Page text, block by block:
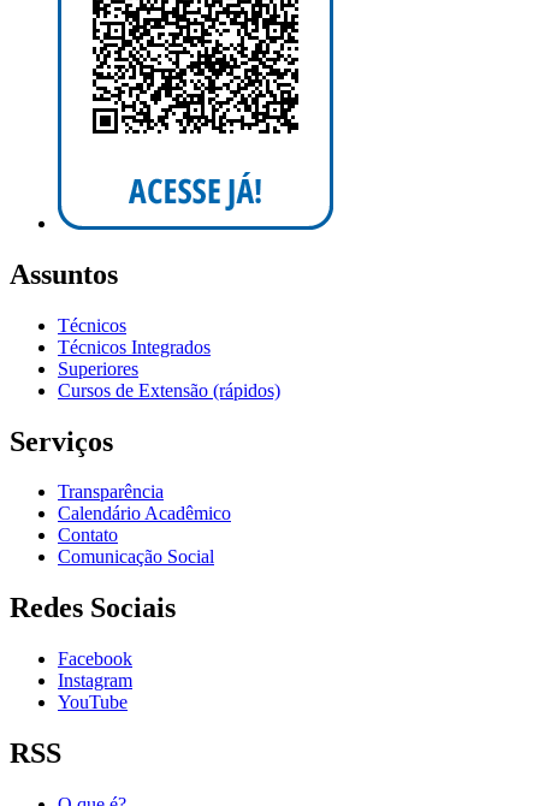
Assuntos
Técnicos
Técnicos Integrados
Superiores
Cursos de Extensão (rápidos)
Serviços
Transparência
Calendário Acadêmico
Contato
Comunicação Social
Redes Sociais
Facebook
Instagram
YouTube
RSS